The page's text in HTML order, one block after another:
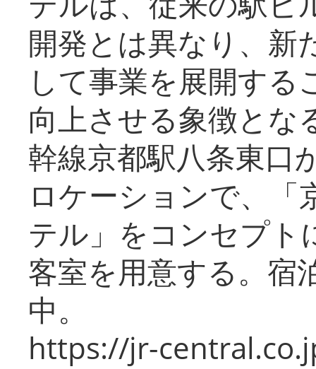
開発とは異なり、新
して事業を展開する
向上させる象徴とな
幹線京都駅八条東口
ロケーションで、「
テル」をコンセプト
客室を用意する。宿
中。
https://jr-